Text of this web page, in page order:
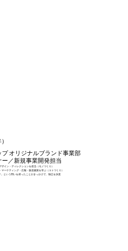
オリジナルブランド事業部
／新規事業開発担当
イン・ディレクションを担当（モノづくり）
ーケティング・広報・販促施策を学ぶ（コトづくり）
」という問いを持ったことがきっかけで、独立を決意